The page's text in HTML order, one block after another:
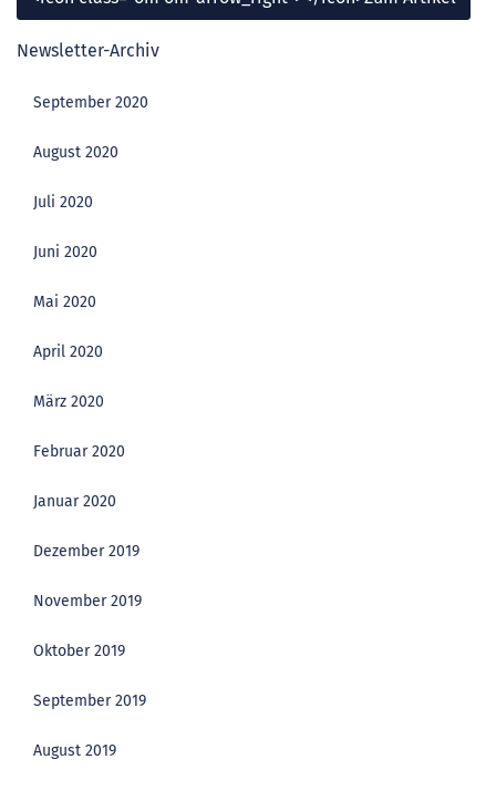
Newsletter-Archiv
September 2020
August 2020
Juli 2020
Juni 2020
Mai 2020
April 2020
März 2020
Februar 2020
Januar 2020
Dezember 2019
November 2019
Oktober 2019
September 2019
August 2019